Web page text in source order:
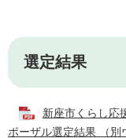
選定結果
新座市くらし応
ポーザル選定結果 （別